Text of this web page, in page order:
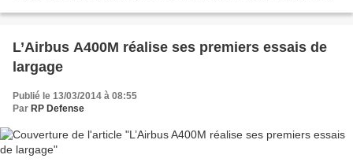
L’Airbus A400M réalise ses premiers essais de
largage
Publié le 13/03/2014 à 08:55
Par RP Defense